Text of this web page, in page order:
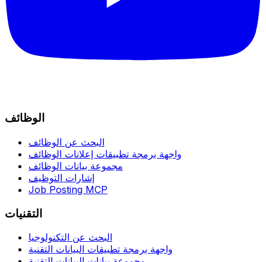
الوظائف
البحث عن الوظائف
واجهة برمجة تطبيقات إعلانات الوظائف
مجموعة بيانات الوظائف
إشارات التوظيف
Job Posting MCP
التقنيات
البحث عن التكنولوجيا
واجهة برمجة تطبيقات البيانات التقنية